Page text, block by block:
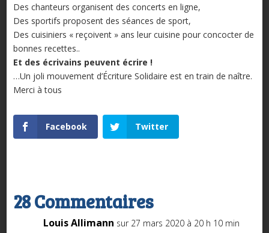
Des chanteurs organisent des concerts en ligne,
Des sportifs proposent des séances de sport,
Des cuisiniers « reçoivent » ans leur cuisine pour concocter de
bonnes recettes..
Et des écrivains peuvent écrire !
…Un joli mouvement d’Écriture Solidaire est en train de naître.
Merci à tous
Facebook Twitter
28 Commentaires
Louis Allimann sur 27 mars 2020 à 20 h 10 min